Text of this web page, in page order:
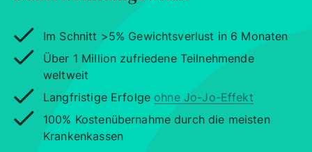
Im Schnitt >5% Gewichtsverlust in 6 Monaten
Über 1 Million zufriedene Teilnehmende
weltweit
Langfristige Erfolge ohne Jo-Jo-Effekt
100% Kostenübernahme durch die meisten
Krankenkassen